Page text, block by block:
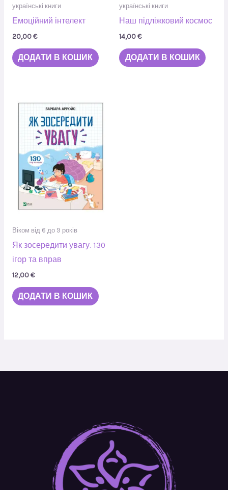
українські книги
Емоційний інтелект
20,00€
ДОДАТИ В КОШИК
українські книги
Наш підліжковий космос
14,00€
ДОДАТИ В КОШИК
Віком від 6 до 9 років
Як зосередити увагу. 130
ігор та вправ
12,00€
ДОДАТИ В КОШИК